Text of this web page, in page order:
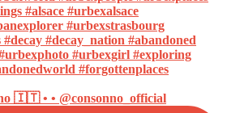
🇮🇹 • • @consonno_official